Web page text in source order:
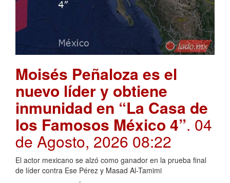
Moisés Peñaloza es el
nuevo líder y obtiene
inmunidad en “La Casa de
los Famosos México 4”. 04
de Agosto, 2026 08:22
El actor mexicano se alzó como ganador en la prueba final
de líder contra Ese Pérez y Masad Al-Tamimi